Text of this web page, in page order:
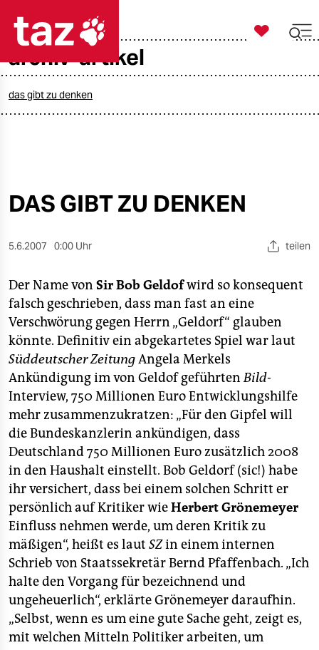
öko
sport
berlin
nord
wahrheit
verlag
verlag
veranstaltungen
fragen & hilfe
unterstützen
abo
genossenschaft
epaper login

taz zahl ich
archiv-artikel
das gibt zu denken
DAS GIBT ZU DENKEN
5.6.2007 0:00 Uhr teilen
Der Name von Sir Bob Geldofwird so konsequent
falsch geschrieben, dass man fast an eine
Verschwörung gegen Herrn „Geldorf“ glauben
könnte. Definitiv ein abgekartetes Spiel war laut
Süddeutscher ZeitungAngela Merkels
Ankündigung im von Geldof geführtenBild-
Interview, 750 Millionen Euro Entwicklungshilfe
mehr zusammenzukratzen: „Für den Gipfel will
die Bundeskanzlerin ankündigen, dass
Deutschland 750 Millionen Euro zusätzlich 2008
in den Haushalt einstellt. Bob Geldorf (sic!) habe
ihr versichert, dass bei einem solchen Schritt er
persönlich auf Kritiker wieHerbert Grönemeyer
Einfluss nehmen werde, um deren Kritik zu
mäßigen“, heißt es laut SZin einem internen
Schrieb von Staatssekretär Bernd Pfaffenbach. „Ich
halte den Vorgang für bezeichnend und
ungeheuerlich“, erklärte Grönemeyer daraufhin.
„Selbst, wenn es um eine gute Sache geht, zeigt es,
mit welchen Mitteln Politiker arbeiten, um